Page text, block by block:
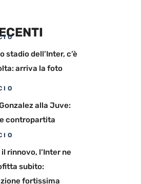
stadio dell’Inter, c’è
arriva la foto
alla Juve:
contropartita
rinnovo, l’Inter ne
subito:
fortissima